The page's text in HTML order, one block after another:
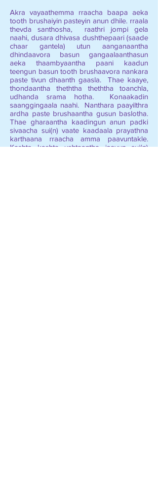
Akra vayaathemma rraacha baapa aeka
tooth brushaiyin pasteyin anun dhile. rraala
thevda santhosha, raathri jompi gela
naahi, dusara dhivasa dushthepaari (saade
chaar gantela) utun aanganaantha
dhindaavora basun gangaalaanthasun
aeka thaambyaantha paani kaadun
teengun basun tooth brushaavora nankara
paste tivun dhaanth gaasla. Thae kaaye,
thondaantha theththa theththa toanchla,
udhanda srama hotha. Konaakadin
saanggingaala naahi. Nanthara paayilthra
ardha paste brushaantha gusun baslotha.
Thae gharaantha kaadingun anun padki
sivaacha sui(n) vaate kaadaala prayathna
karthaana rraacha amma paavuntakle.
Kashta kashta ushtaantha jaavun sui(n)